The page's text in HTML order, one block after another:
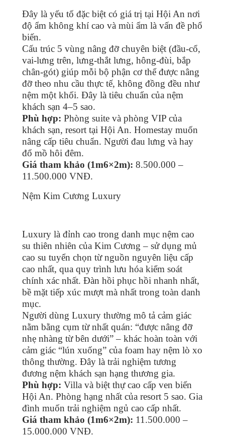
Đây là yếu tố đặc biệt có giá trị tại Hội An nơi
độ ẩm không khí cao và mùi ẩm là vấn đề phổ
biến.
Cấu trúc 5 vùng nâng đỡ chuyên biệt (đầu-cổ,
vai-lưng trên, lưng-thắt lưng, hông-đùi, bắp
chân-gót) giúp mỗi bộ phận cơ thể được nâng
đỡ theo nhu cầu thực tế, không đồng đều như
nệm một khối. Đây là tiêu chuẩn của nệm
khách sạn 4–5 sao.
Phù hợp: Phòng suite và phòng VIP của
khách sạn, resort tại Hội An. Homestay muốn
nâng cấp tiêu chuẩn. Người đau lưng và hay
đổ mồ hôi đêm.
Giá tham khảo (1m6×2m): 8.500.000 –
11.500.000 VNĐ.
Nệm Kim Cương Luxury
Luxury là đỉnh cao trong danh mục nệm cao
su thiên nhiên của Kim Cương – sử dụng mủ
cao su tuyển chọn từ nguồn nguyên liệu cấp
cao nhất, qua quy trình lưu hóa kiểm soát
chính xác nhất. Đàn hồi phục hồi nhanh nhất,
bề mặt tiếp xúc mượt mà nhất trong toàn danh
mục.
Người dùng Luxury thường mô tả cảm giác
nằm bằng cụm từ nhất quán: “được nâng đỡ
nhẹ nhàng từ bên dưới” – khác hoàn toàn với
cảm giác “lún xuống” của foam hay nệm lò xo
thông thường. Đây là trải nghiệm tương
đương nệm khách sạn hạng thương gia.
Phù hợp: Villa và biệt thự cao cấp ven biển
Hội An. Phòng hạng nhất của resort 5 sao. Gia
đình muốn trải nghiệm ngủ cao cấp nhất.
Giá tham khảo (1m6×2m): 11.500.000 –
15.000.000 VNĐ.